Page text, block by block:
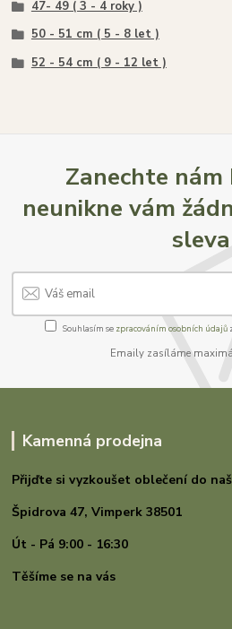
47- 49 ( 3 - 4 roky )
50 - 51 cm ( 5 - 8 let )
52 - 54 cm ( 9 - 12 let )
Zanechte
neunikne vám
sleva
Souhlasím se zpracováním osobních údajů
Emaily zasíláme
Kamenná prodejna
Přijďte si vyzkoušet oblečení do
Špidrova 47,Vimperk 38501
Út - Pá 9:00 - 16:30
Těšíme se na vás